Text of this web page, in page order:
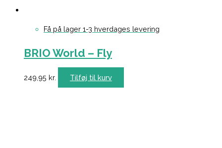
Få på lager 1-3 hverdages levering
BRIO World – Fly
249,95 kr. Tilføj til kurv